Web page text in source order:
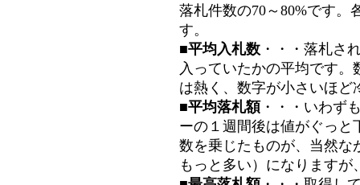
落札件数の70～80%です。
す。
■平均入札数 ・・・落札さ
入っていたかの平均です
は熱く、数字が小さいほど
■平均落札額 ・・・いわず
ーの１週間後は値がぐっと
数を乗じたものが、当然な
もっと多い）になります